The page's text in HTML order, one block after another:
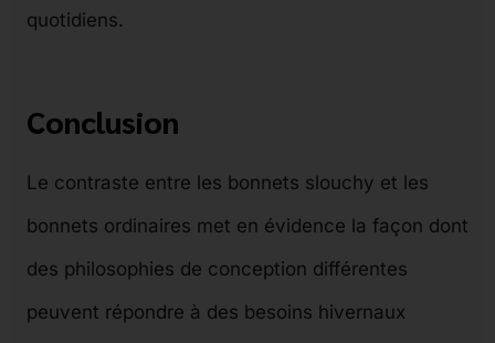
quotidiens.
Conclusion
Le contraste entre les bonnets slouchy et les
bonnets ordinaires met en évidence la façon dont
des philosophies de conception différentes
peuvent répondre à des besoins hivernaux